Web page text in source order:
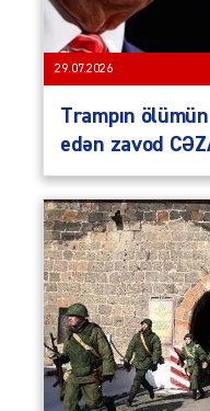
29.07.2026
Trampın
edən zavod